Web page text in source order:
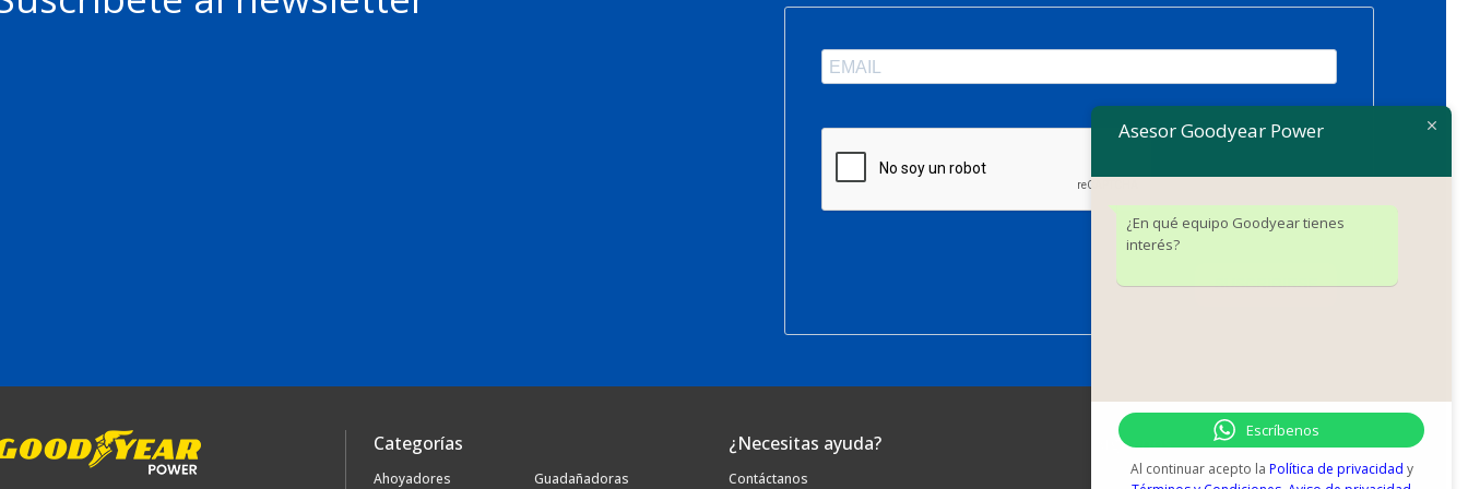
SUSCRIBIRSE
Categorías
Ahoyadores Guadañadoras
¿Necesitas ayuda?
Contáctanos
Síguenos
Asesor Goodyear Power
¿En qué equipo Goodyear tienes
interés?
Escríbenos
Al continuar acepto la Política de privacidad y